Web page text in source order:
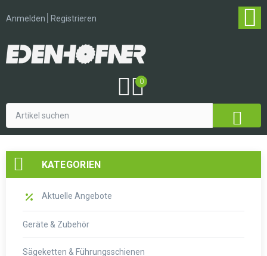
Anmelden Registrieren
0
KATEGORIEN
Aktuelle Angebote
Geräte & Zubehör
Sägeketten & Führungsschienen